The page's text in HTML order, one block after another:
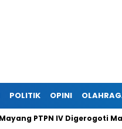
POLITIK OPINI
IV Digerogoti Maling,